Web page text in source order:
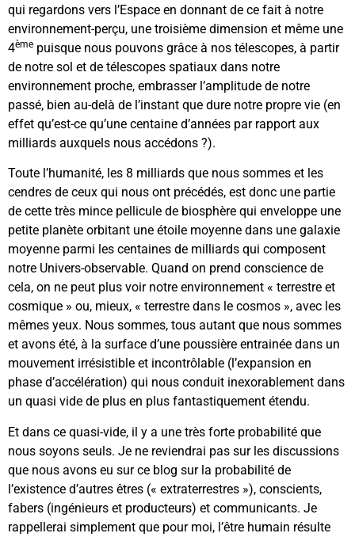
qui regardons vers l’Espace en donnant de ce fait à notre
environnement-perçu, une troisième dimension et même une
4ème puisque nous pouvons grâce à nos télescopes, à partir
de notre sol et de télescopes spatiaux dans notre
environnement proche, embrasser l’amplitude de notre
passé, bien au-delà de l’instant que dure notre propre vie (en
effet qu’est-ce qu’une centaine d’années par rapport aux
milliards auxquels nous accédons ?).
Toute l’humanité, les 8 milliards que nous sommes et les
cendres de ceux qui nous ont précédés, est donc une partie
de cette très mince pellicule de biosphère qui enveloppe une
petite planète orbitant une étoile moyenne dans une galaxie
moyenne parmi les centaines de milliards qui composent
notre Univers-observable. Quand on prend conscience de
cela, on ne peut plus voir notre environnement « terrestre et
cosmique » ou, mieux, « terrestre dans le cosmos », avec les
mêmes yeux. Nous sommes, tous autant que nous sommes
et avons été, à la surface d’une poussière entrainée dans un
mouvement irrésistible et incontrôlable (l’expansion en
phase d’accélération) qui nous conduit inexorablement dans
un quasi vide de plus en plus fantastiquement étendu.
Et dans ce quasi-vide, il y a une très forte probabilité que
nous soyons seuls. Je ne reviendrai pas sur les discussions
que nous avons eu sur ce blog sur la probabilité de
l’existence d’autres êtres (« extraterrestres »), conscients,
fabers (ingénieurs et producteurs) et communicants. Je
rappellerai simplement que pour moi, l’être humain résulte